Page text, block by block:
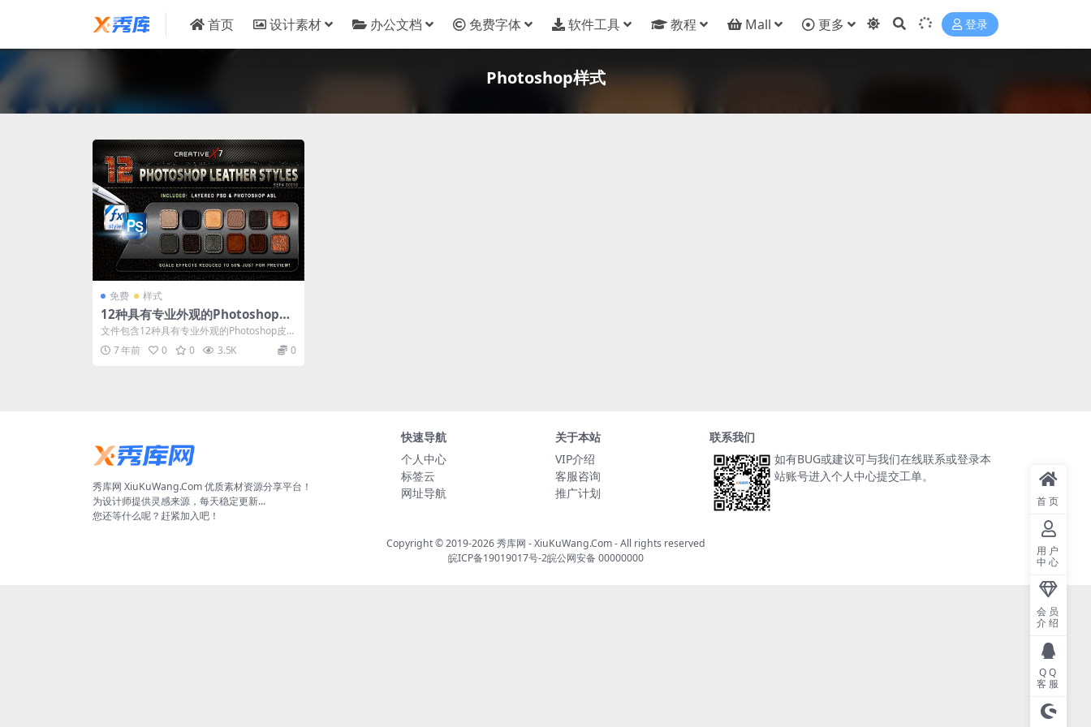
首页 设计素材 办公文档 免费字体 软件工具 教程 Mall 更多 登录
Photoshop样式
免费 样式
12种具有专业外观的Photoshop皮
革效果样式 CreativeX7
文件包含12种具有专业外观的Photoshop皮革
效果样式，易于使用，图层样式1...
7 年前 0 0 3.5K 0
秀库网 XiuKuWang.Com 优质素材资源分享平台！
为设计师提供灵感来源，每天稳定更新...
您还等什么呢？赶紧加入吧！
快速导航
个人中心
标签云
网址导航
关于本站
VIP介绍
客服咨询
推广计划
联系我们
如有BUG或建议可与我们在线联系或登录本
站账号进入个人中心提交工单。
Copyright © 2019-2026秀库网 - XiuKuWang.Com- All rights reserved
皖ICP备19019017号-2皖公网安备 00000000
首页
用户
中心
会员
介绍
QQ
客服